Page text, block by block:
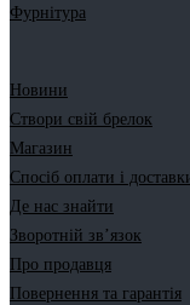
Фурнітура
Новини
Створи свій брелок
Магазин
Спосіб оплати і
Де нас знайти
Зворотній зв’язок
Про продавця
Повернення та гарантія